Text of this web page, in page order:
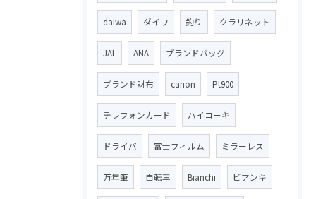
daiwa ダイワ 釣り クラリネット
JAL ANA ブランドバッグ
ブランド財布 canon Pt900
テレフォンカード ハイコーキ
ドライバ 富士フィルム ミラーレス
万年筆 自転車 Bianchi ビアンキ